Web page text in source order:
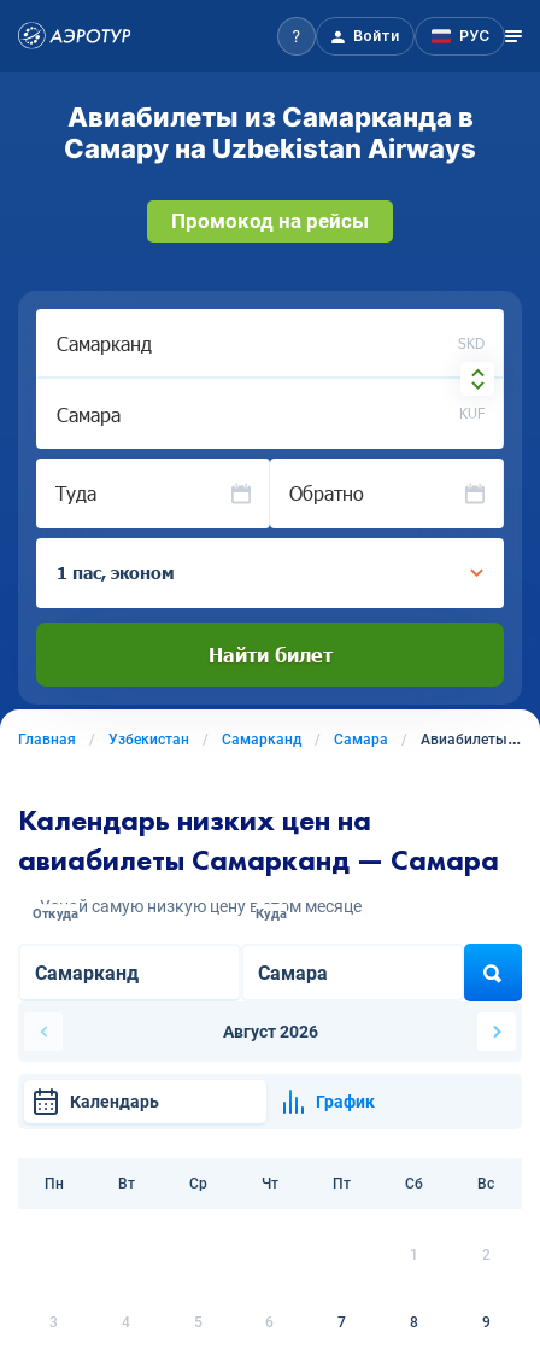
Войти РУС
Авиабилеты из Самарканда в
Самару на Uzbekistan Airways
Промокод на рейсы
SKD
KUF
Туда Обратно
1 пас, эконом
Найти билет
Главная Узбекистан Самарканд Самара Авиабилеты из Самарканда в Самару
Календарь низких цен на
авиабилеты Самарканд — Самара
Узнай самую низкую цену в этом месяце
Откуда Куда
Август 2026
Календарь График
Пн Вт Ср Чт Пт Сб Вс
1 2
3 4 5 6 7 8 9